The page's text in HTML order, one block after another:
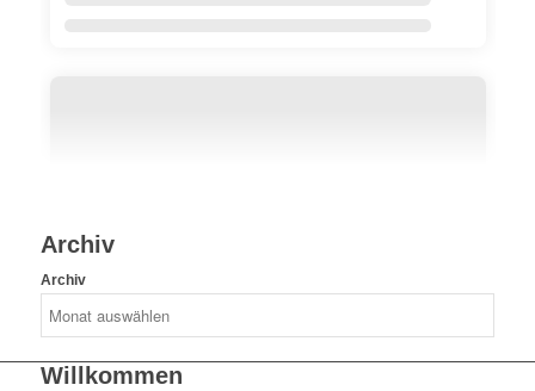
Archiv
Archiv
Willkommen